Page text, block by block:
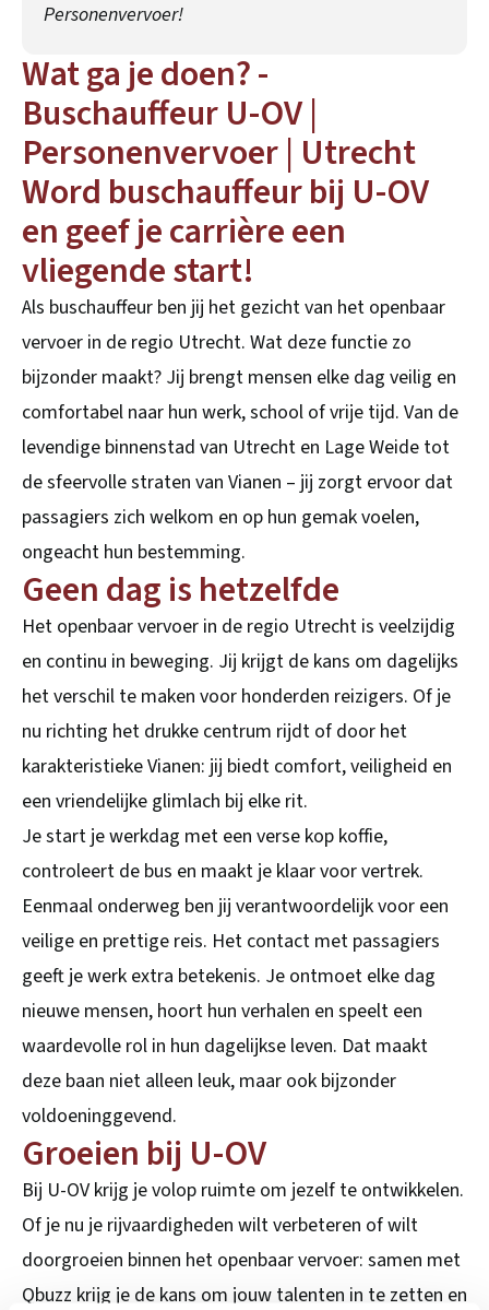
Personenvervoer!
Wat ga je doen? -
Buschauffeur U-OV |
Personenvervoer | Utrecht
Word buschauffeur bij U-OV
en geef je carrière een
vliegende start!
Als buschauffeur ben jij het gezicht van het openbaar
vervoer in de regio Utrecht. Wat deze functie zo
bijzonder maakt? Jij brengt mensen elke dag veilig en
comfortabel naar hun werk, school of vrije tijd. Van de
levendige binnenstad van Utrecht en Lage Weide tot
de sfeervolle straten van Vianen – jij zorgt ervoor dat
passagiers zich welkom en op hun gemak voelen,
ongeacht hun bestemming.
Geen dag is hetzelfde
Het openbaar vervoer in de regio Utrecht is veelzijdig
en continu in beweging. Jij krijgt de kans om dagelijks
het verschil te maken voor honderden reizigers. Of je
nu richting het drukke centrum rijdt of door het
karakteristieke Vianen: jij biedt comfort, veiligheid en
een vriendelijke glimlach bij elke rit.
Je start je werkdag met een verse kop koffie,
controleert de bus en maakt je klaar voor vertrek.
Eenmaal onderweg ben jij verantwoordelijk voor een
veilige en prettige reis. Het contact met passagiers
geeft je werk extra betekenis. Je ontmoet elke dag
nieuwe mensen, hoort hun verhalen en speelt een
waardevolle rol in hun dagelijkse leven. Dat maakt
deze baan niet alleen leuk, maar ook bijzonder
voldoeninggevend.
Groeien bij U-OV
Bij U-OV krijg je volop ruimte om jezelf te ontwikkelen.
Of je nu je rijvaardigheden wilt verbeteren of wilt
doorgroeien binnen het openbaar vervoer: samen met
Qbuzz krijg je de kans om jouw talenten in te zetten en